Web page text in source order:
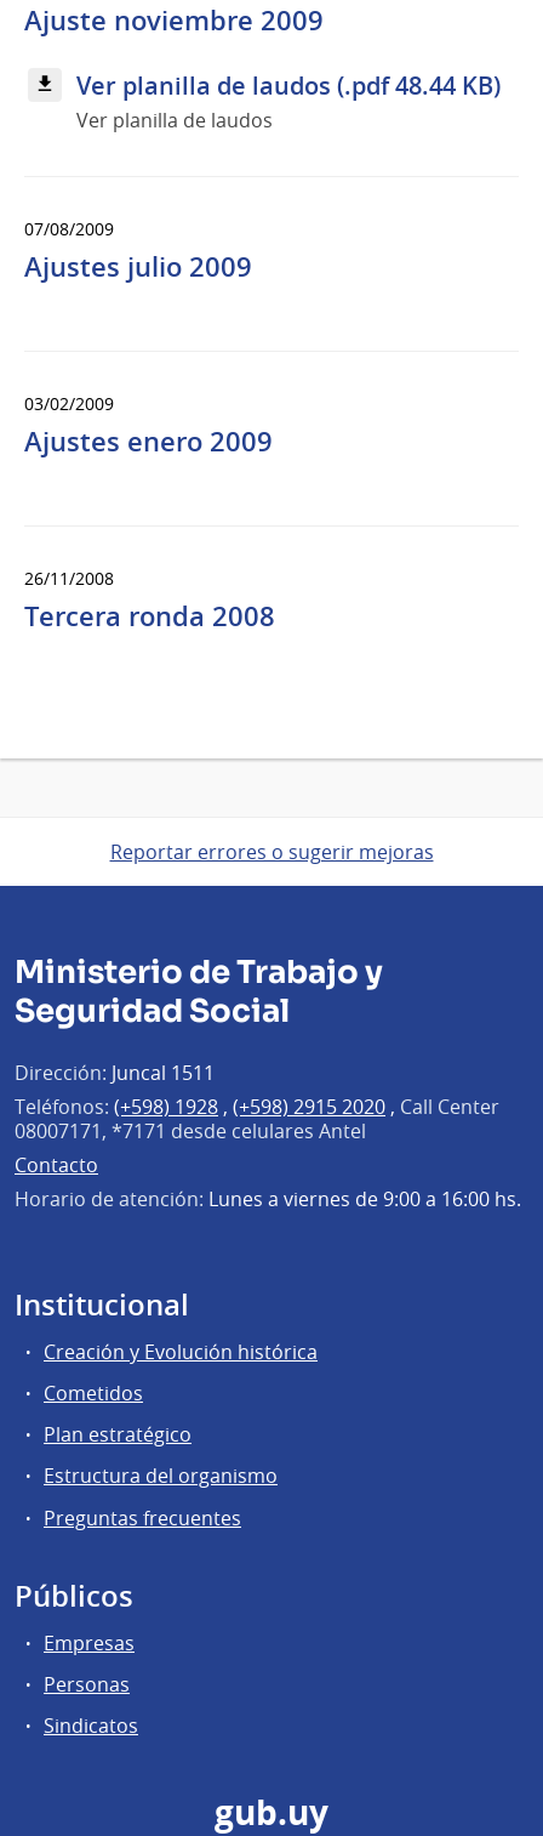
Ajuste noviembre 2009
Ver planilla de laudos (.pdf 48.44 KB)
Ver planilla de laudos
07/08/2009
Ajustes julio 2009
03/02/2009
Ajustes enero 2009
26/11/2008
Tercera ronda 2008
Reportar errores o sugerir mejoras
Ministerio de Trabajo y
Seguridad Social
Dirección: Juncal 1511
Teléfonos: (+598) 1928 , (+598) 2915 2020 , Call Center
08007171, *7171 desde celulares Antel
Contacto
Horario de atención: Lunes a viernes de 9:00 a 16:00 hs.
Institucional
Creación y Evolución histórica
Cometidos
Plan estratégico
Estructura del organismo
Preguntas frecuentes
Públicos
Empresas
Personas
Sindicatos
gub.uy